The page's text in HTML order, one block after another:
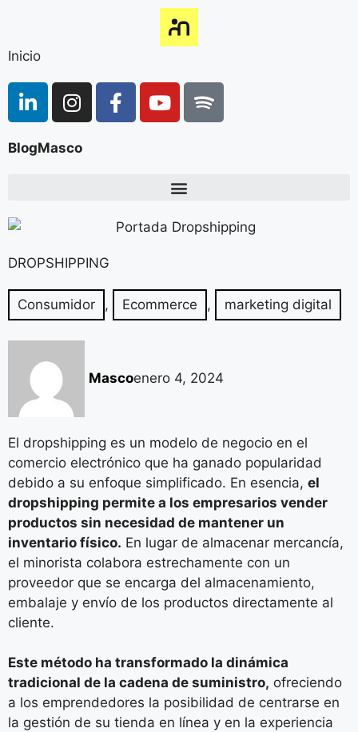
Inicio
BlogMasco
DROPSHIPPING
Consumidor , Ecommerce , marketing digital
Mascoenero 4, 2024
El dropshipping es un modelo de negocio en el
comercio electrónico que ha ganado popularidad
debido a su enfoque simplificado. En esencia, el
dropshipping permite a los empresarios vender
productos sin necesidad de mantener un
inventario físico. En lugar de almacenar mercancía,
el minorista colabora estrechamente con un
proveedor que se encarga del almacenamiento,
embalaje y envío de los productos directamente al
cliente.
Este método ha transformado la dinámica
tradicional de la cadena de suministro, ofreciendo
a los emprendedores la posibilidad de centrarse en
la gestión de su tienda en línea y en la experiencia